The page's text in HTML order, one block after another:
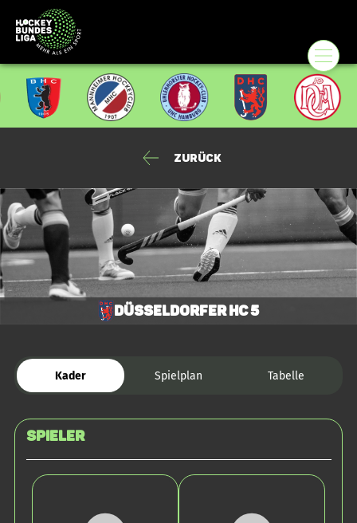
Zurück
Düsseldorfer HC 5
Kader Spielplan Tabelle
Spieler